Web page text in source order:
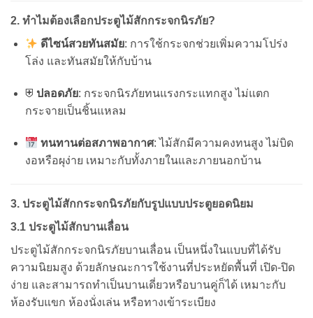
2. ทำไมต้องเลือกประตูไม้สักกระจกนิรภัย?
ดีไซน์สวยทันสมัย: การใช้กระจกช่วยเพิ่มความโปร่ง
โล่ง และทันสมัยให้กับบ้าน
⛨️ ปลอดภัย: กระจกนิรภัยทนแรงกระแทกสูง ไม่แตก
กระจายเป็นชิ้นแหลม
ทนทานต่อสภาพอากาศ: ไม้สักมีความคงทนสูง ไม่บิด
งอหรือผุง่าย เหมาะกับทั้งภายในและภายนอกบ้าน
3. ประตูไม้สักกระจกนิรภัยกับรูปแบบประตูยอดนิยม
3.1 ประตูไม้สักบานเลื่อน
ประตูไม้สักกระจกนิรภัยบานเลื่อน เป็นหนึ่งในแบบที่ได้รับ
ความนิยมสูง ด้วยลักษณะการใช้งานที่ประหยัดพื้นที่ เปิด-ปิด
ง่าย และสามารถทำเป็นบานเดี่ยวหรือบานคู่ก็ได้ เหมาะกับ
ห้องรับแขก ห้องนั่งเล่น หรือทางเข้าระเบียง